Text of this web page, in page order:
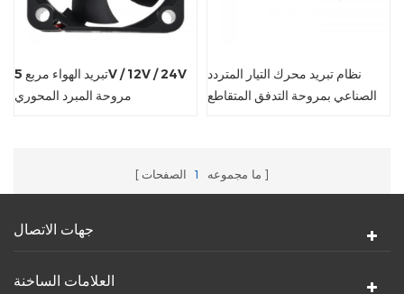
تبريد الهواء مربع 5V / 12V / 24V
مروحة المبرد المحوري
نظام تبريد محرك التيار المتردد
الصناعي بمروحة التدفق المتقاطع
ما مجموعه 1 الصفحات
جهات الاتصال
العلامات الساخنة